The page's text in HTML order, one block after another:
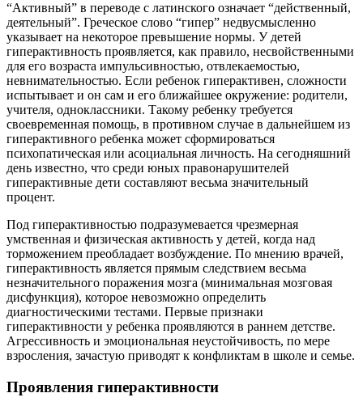
“Активный” в переводе с латинского означает “действенный,
деятельный”. Греческое слово “гипер” недвусмысленно
указывает на некоторое превышение нормы. У детей
гиперактивность проявляется, как правило, несвойственными
для его возраста импульсивностью, отвлекаемостью,
невнимательностью. Если ребенок гиперактивен, сложности
испытывает и он сам и его ближайшее окружение: родители,
учителя, одноклассники. Такому ребенку требуется
своевременная помощь, в противном случае в дальнейшем из
гиперактивного ребенка может сформироваться
психопатическая или асоциальная личность. На сегодняшний
день известно, что среди юных правонарушителей
гиперактивные дети составляют весьма значительный
процент.
Под гиперактивностью подразумевается чрезмерная
умственная и физическая активность у детей, когда над
торможением преобладает возбуждение. По мнению врачей,
гиперактивность является прямым следствием весьма
незначительного поражения мозга (минимальная мозговая
дисфункция), которое невозможно определить
диагностическими тестами. Первые признаки
гиперактивности у ребенка проявляются в раннем детстве.
Агрессивность и эмоциональная неустойчивость, по мере
взросления, зачастую приводят к конфликтам в школе и семье.
Проявления гиперактивности